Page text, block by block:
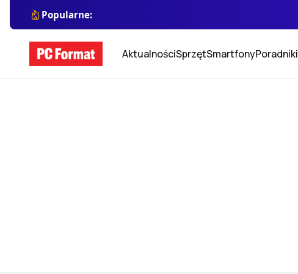
Popularne:
AktualnościSprzętSmartfonyPoradniki